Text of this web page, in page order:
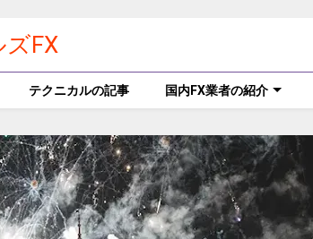
FX
テクニカルの記事 国内FX業者の紹介